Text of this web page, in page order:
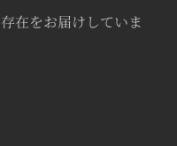
在をお届けしていま